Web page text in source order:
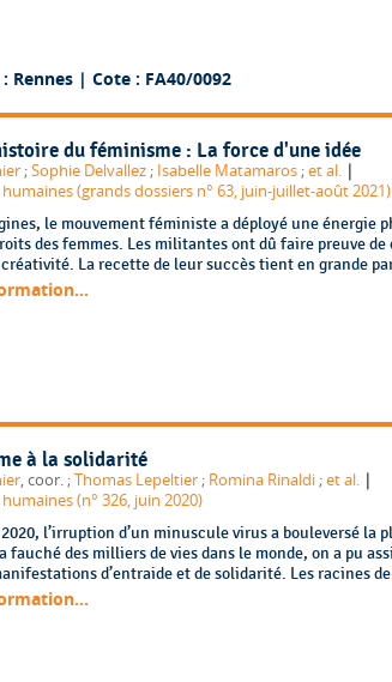
Rennes | Cote : FA40/0092
du féminisme : La force d'une idée
;Sophie Delvallez ; Isabelle Matamaros ;et al. |
humaines (grands dossiers n° 63, juin-juillet-août 2021)
le mouvement féministe a déployé une énergie
des femmes. Les militantes ont dû faire preuve de
La recette de leur succès tient en grande
à la solidarité
, coor. ;Thomas Lepeltier ; Romina Rinaldi ;et al. |
humaines (n° 326, juin 2020)
l’irruption d’un minuscule virus a bouleversé la
fauché des milliers de vies dans le monde, on a pu
d’entraide et de solidarité. Les racines